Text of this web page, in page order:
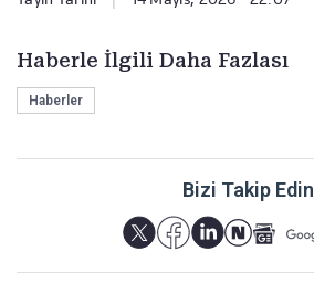
Haberle İlgili Daha Fazlası
Haberler
Bizi Takip Edin